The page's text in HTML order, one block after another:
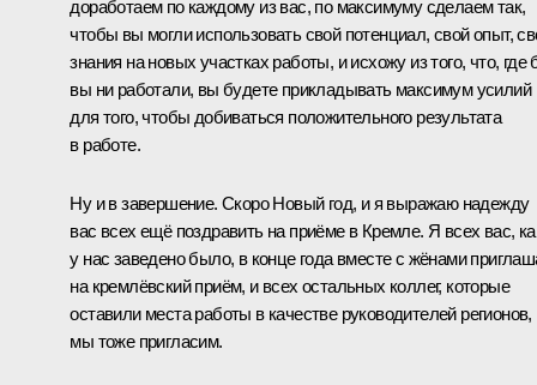
доработаем по каждому из вас, по максимуму сделаем так,
чтобы вы могли использовать свой потенциал, свой опыт,
знания на новых участках работы, и исхожу из того, что, где
вы ни работали, вы будете прикладывать максимум усилий
для того, чтобы добиваться положительного результата
в работе.
Ну и в завершение. Скоро Новый год, и я выражаю надежду
вас всех ещё поздравить на приёме в Кремле. Я всех вас,
у нас заведено было, в конце года вместе с жёнами
на кремлёвский приём, и всех остальных коллег, которые
оставили места работы в качестве руководителей регионов,
мы тоже пригласим.